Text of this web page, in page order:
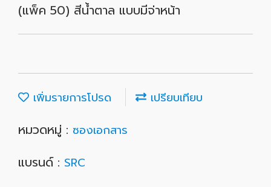
(แพ็ค 50) สีน้ำตาล แบบมีจ่าหน้า
เพิ่มรายการโปรด เปรียบเทียบ
หมวดหมู่ : ซองเอกสาร
แบรนด์ : SRC